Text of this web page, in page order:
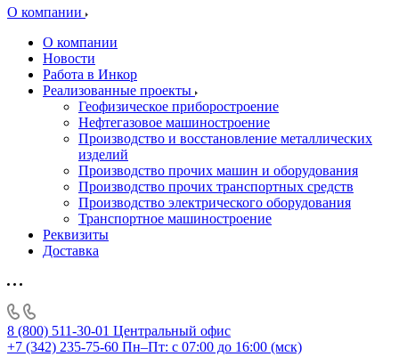
О компании
О компании
Новости
Работа в Инкор
Реализованные проекты
Геофизическое приборостроение
Нефтегазовое машиностроение
Производство и восстановление металлических
изделий
Производство прочих машин и оборудования
Производство прочих транспортных средств
Производство электрического оборудования
Транспортное машиностроение
Реквизиты
Доставка
8 (800) 511-30-01 Центральный офис
+7 (342) 235-75-60 Пн–Пт: с 07:00 до 16:00 (мск)